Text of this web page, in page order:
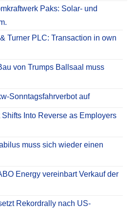
Paks: Solar- und
Turner PLC: Transaction in own
von Trumps Ballsaal muss
Sonntagsfahrverbot auf
Shifts Into Reverse as Employers
muss sich wieder einen
Energy vereinbart Verkauf der
Rekordrally nach US-